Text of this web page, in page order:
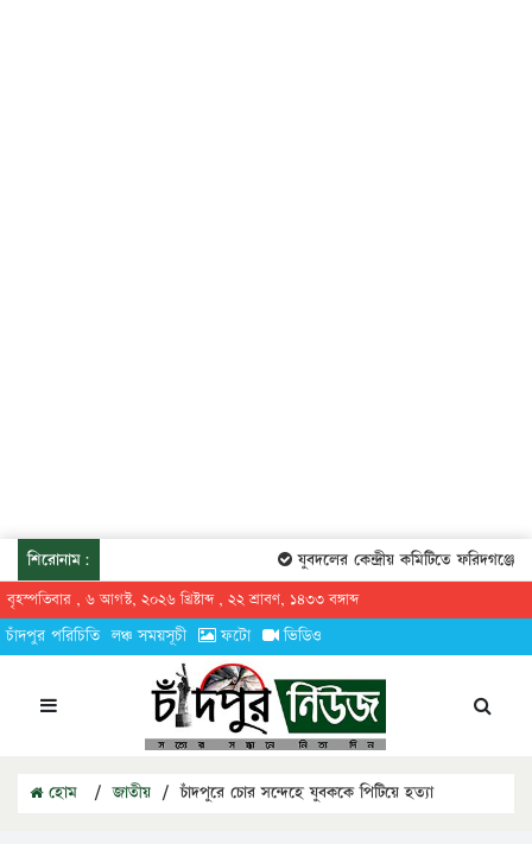
শিরোনাম: যুবদলের কেন্দ্রীয় কমিটিতে ফরিদগঞ্জের
বৃহস্পতিবার , ৬ আগস্ট, ২০২৬ খ্রিষ্টাব্দ , ২২ শ্রাবণ, ১৪৩৩ বঙ্গাব্দ
চাঁদপুর পরিচিতি লঞ্চ সময়সূচী ফটো ভিডিও
হোম / জাতীয় / চাঁদপুরে চোর সন্দেহে যুবককে পিটিয়ে হত্যা